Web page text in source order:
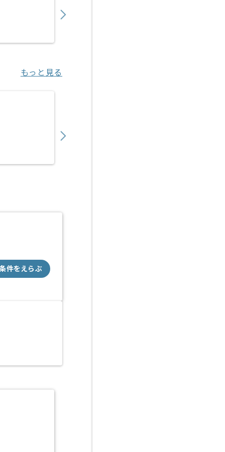
もっと見る
件をえらぶ